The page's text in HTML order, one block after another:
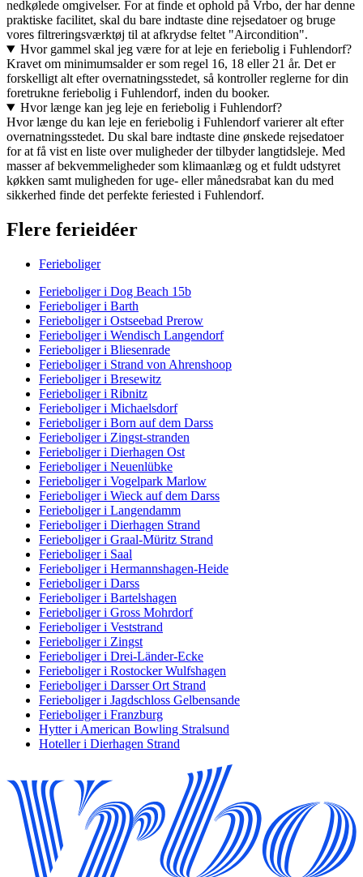
nedkølede omgivelser. For at finde et ophold på Vrbo, der har denne
praktiske facilitet, skal du bare indtaste dine rejsedatoer og bruge
vores filtreringsværktøj til at afkrydse feltet "Aircondition".
Hvor gammel skal jeg være for at leje en feriebolig i Fuhlendorf?
Kravet om minimumsalder er som regel 16, 18 eller 21 år. Det er
forskelligt alt efter overnatningsstedet, så kontroller reglerne for din
foretrukne feriebolig i Fuhlendorf, inden du booker.
Hvor længe kan jeg leje en feriebolig i Fuhlendorf?
Hvor længe du kan leje en feriebolig i Fuhlendorf varierer alt efter
overnatningsstedet. Du skal bare indtaste dine ønskede rejsedatoer
for at få vist en liste over muligheder der tilbyder langtidsleje. Med
masser af bekvemmeligheder som klimaanlæg og et fuldt udstyret
køkken samt muligheden for uge- eller månedsrabat kan du med
sikkerhed finde det perfekte feriested i Fuhlendorf.
Flere ferieidéer
Ferieboliger
Ferieboliger i Dog Beach 15b
Ferieboliger i Barth
Ferieboliger i Ostseebad Prerow
Ferieboliger i Wendisch Langendorf
Ferieboliger i Bliesenrade
Ferieboliger i Strand von Ahrenshoop
Ferieboliger i Bresewitz
Ferieboliger i Ribnitz
Ferieboliger i Michaelsdorf
Ferieboliger i Born auf dem Darss
Ferieboliger i Zingst-stranden
Ferieboliger i Dierhagen Ost
Ferieboliger i Neuenlübke
Ferieboliger i Vogelpark Marlow
Ferieboliger i Wieck auf dem Darss
Ferieboliger i Langendamm
Ferieboliger i Dierhagen Strand
Ferieboliger i Graal-Müritz Strand
Ferieboliger i Saal
Ferieboliger i Hermannshagen-Heide
Ferieboliger i Darss
Ferieboliger i Bartelshagen
Ferieboliger i Gross Mohrdorf
Ferieboliger i Veststrand
Ferieboliger i Zingst
Ferieboliger i Drei-Länder-Ecke
Ferieboliger i Rostocker Wulfshagen
Ferieboliger i Darsser Ort Strand
Ferieboliger i Jagdschloss Gelbensande
Ferieboliger i Franzburg
Hytter i American Bowling Stralsund
Hoteller i Dierhagen Strand